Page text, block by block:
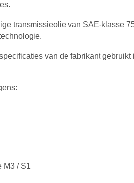
transmissieolie van SAE-klasse
van de fabrikant
M3 / S1